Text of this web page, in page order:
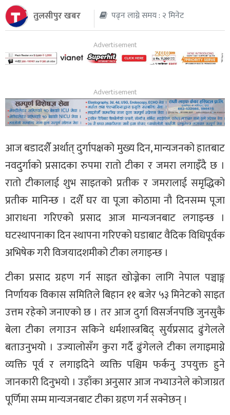
मनोरञ्जनतुलसीपुर खबर पढ्न लाग्ने समय : २ मिनेट
आज बडादशैँ अर्थात् दुर्गापक्षको मुख्य दिन, मान्यजनको हातबाट
नवदुर्गाको प्रसादका रुपमा रातो टीका र जमरा लगाइँदै छ ।
रातो टीकालाई शुभ साइतको प्रतीक र जमरालाई समृद्धिको
प्रतीक मानिन्छ । दशैँ घर वा पूजा कोठामा नौ दिनसम्म पूजा
आराधना गरिएको प्रसाद आज मान्यजनबाट लगाइन्छ ।
घटस्थापनाका दिन स्थापना गरिएको घडाबाट वैदिक विधिपूर्वक
अभिषेक गरी विजयादशमीको टीका लगाइन्छ ।
टीका प्रसाद ग्रहण गर्न साइत खोज्नेका लागि नेपाल पञ्चाङ्ग
निर्णायक विकास समितिले बिहान ११ बजेर ५३ मिनेटको साइत
उत्तम रहेको जनाएको छ । तर आज दुर्गा विसर्जनपछि जुनसुकै
बेला टीका लगाउन सकिने धर्मशास्त्रबिद् सुर्यप्रसाद ढुंगेलले
बताउनुभयो । उज्यालोसँग कुरा गर्दै ढुंगेलले टीका लगाइमाग्ने
व्यक्ति पूर्व र लगाइदिने व्यक्ति पश्चिम फर्कनु उपयुक्त हुने
जानकारी दिनुभयो । उहाँका अनुसार आज नभ्याउनेले कोजाग्रत
पूर्णिमा सम्म मान्यजनबाट टीका ग्रहण गर्न सक्नेछन् ।